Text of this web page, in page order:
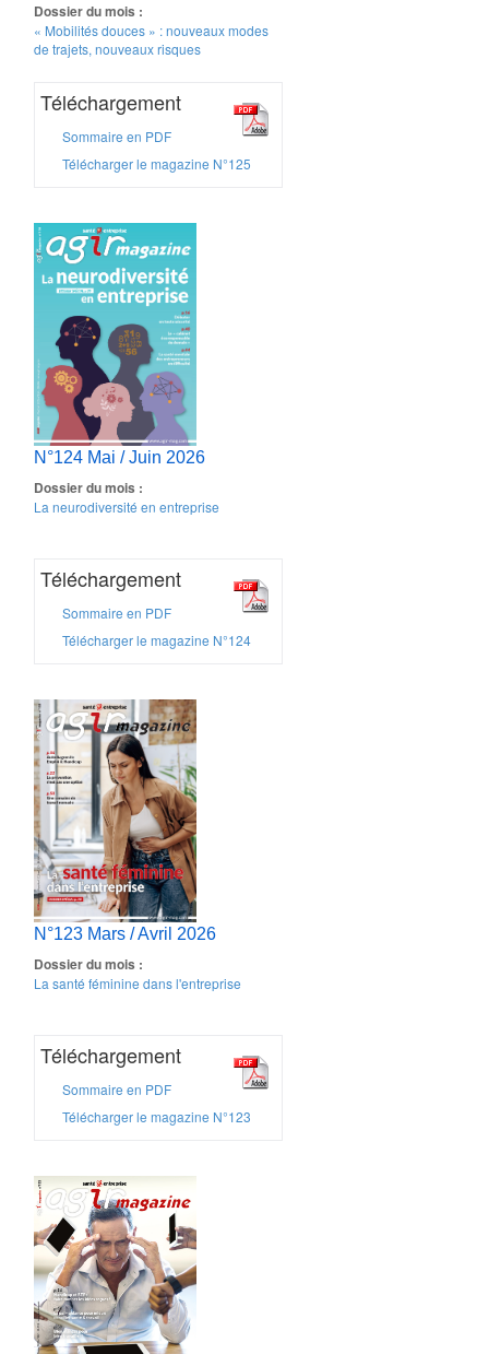
Dossier du mois :
« Mobilités douces » : nouveaux modes
de trajets, nouveaux risques
Téléchargement
Sommaire en PDF
Télécharger le magazine N°125
N°124 Mai / Juin 2026
Dossier du mois :
La neurodiversité en entreprise
Téléchargement
Sommaire en PDF
Télécharger le magazine N°124
N°123 Mars / Avril 2026
Dossier du mois :
La santé féminine dans l'entreprise
Téléchargement
Sommaire en PDF
Télécharger le magazine N°123